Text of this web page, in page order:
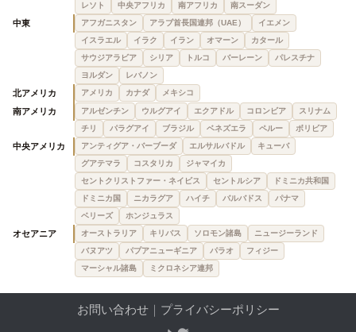
レソト
中央アフリカ 南アフリカ 南スーダン
中東 アフガニスタン アラブ首長国連邦（UAE）
イエメン
イスラエル
イラク イラン オマーン
カタール
サウジアラビア
シリア トルコ バーレーン
パレスチナ
ヨルダン
レバノン
北アメリカ アメリカ カナダ メキシコ
南アメリカ アルゼンチン ウルグアイ エクアドル コロンビア
スリナム
チリ
パラグアイ ブラジル ベネズエラ ペルー ボリビア
中央アメリカ アンティグア・バーブーダ エルサルバドル
キューバ
グアテマラ
コスタリカ
ジャマイカ
セントクリストファー・ネイビス
セントルシア
ドミニカ共和国
ドミニカ国
ニカラグア ハイチ バルバドス
パナマ
ベリーズ
ホンジュラス
オセアニア オーストラリア キリバス ソロモン諸島
ニュージーランド
バヌアツ
パプアニューギニア パラオ
フィジー
マーシャル諸島
ミクロネシア連邦
お問い合わせ｜ プライバシーポリシー